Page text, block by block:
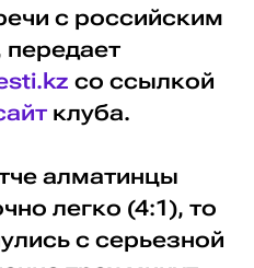
с российским
со ссылкой
клуба.
алматинцы
легко (4:1), то
с серьезной